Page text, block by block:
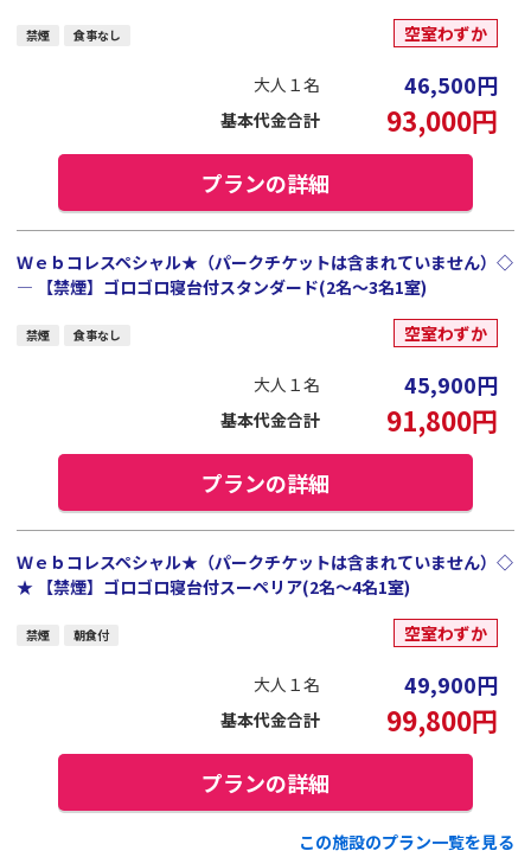
禁煙 食事なし 空室わずか
大人１名 46,500円
基本代金合計 93,000円
プランの詳細
Ｗｅｂコレスペシャル★（パークチケットは含まれていません）◇
― 【禁煙】ゴロゴロ寝台付スタンダード(2名～3名1室)
禁煙 食事なし 空室わずか
大人１名 45,900円
基本代金合計 91,800円
プランの詳細
Ｗｅｂコレスペシャル★（パークチケットは含まれていません）◇
★ 【禁煙】ゴロゴロ寝台付スーペリア(2名～4名1室)
禁煙 朝食付 空室わずか
大人１名 49,900円
基本代金合計 99,800円
プランの詳細
この施設のプラン一覧を見る